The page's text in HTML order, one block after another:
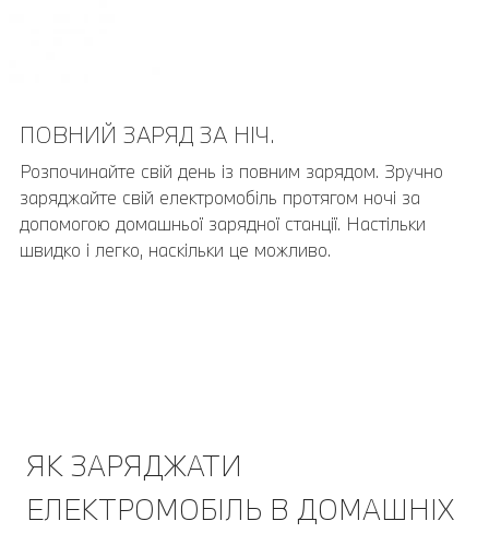
ПОВНИЙ ЗАРЯД ЗА НІЧ.
Розпочинайте свій день із повним зарядом. Зручно
заряджайте свій електромобіль протягом ночі за
допомогою домашньої зарядної станції. Настільки
швидко і легко, наскільки це можливо.
ЯК ЗАРЯДЖАТИ
ЕЛЕКТРОМОБІЛЬ В ДОМАШНІХ